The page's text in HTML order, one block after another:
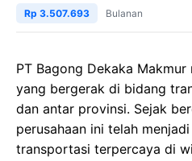
Rp 3.507.693 Bulanan
PT Bagong Dekaka
yang bergerak di bidang
dan antar provinsi. Sejak
perusahaan ini telah
transportasi terpercaya di